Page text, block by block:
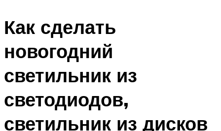
Как сделать
новогодний
светильник из
светодиодов,
светильник из дисков